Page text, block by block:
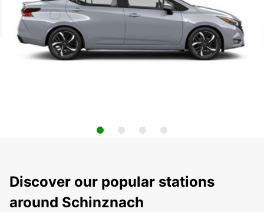
Discover our popular stations
around Schinznach